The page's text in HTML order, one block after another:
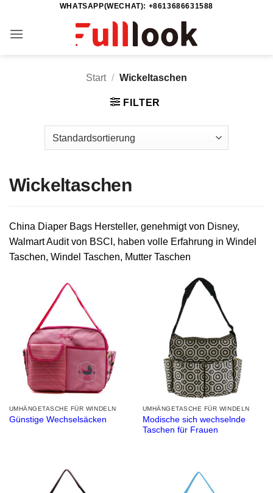
springen
WHATSAPP(WECHAT): +8613686631588
Start / Wickeltaschen
FILTER
Wickeltaschen
China Diaper Bags Hersteller, genehmigt von Disney,
Walmart Audit von BSCI, haben volle Erfahrung in Windel
Taschen, Windel Taschen, Mutter Taschen
UMHÄNGETASCHE FÜR WINDELN
Günstige Wechselsäcken
UMHÄNGETASCHE FÜR WINDELN
Modische sich wechselnde
Taschen für Frauen